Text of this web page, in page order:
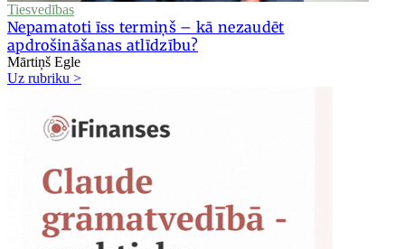
Tiesvedības
Nepamatoti īss termiņš – kā nezaudēt
apdrošināšanas atlīdzību?
Mārtiņš Egle
Uz rubriku >